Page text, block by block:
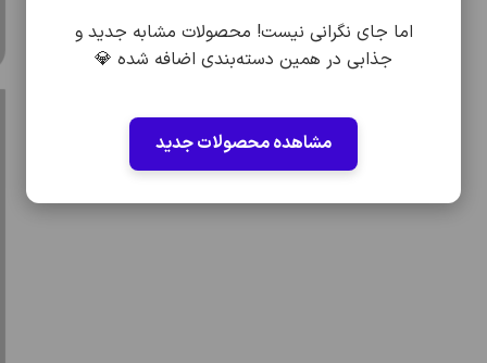
اما جای نگرانی نیست! محصولات مشابه جدید و
جذابی در همین دسته‌بندی اضافه شده 💎
مشاهده محصولات جدید